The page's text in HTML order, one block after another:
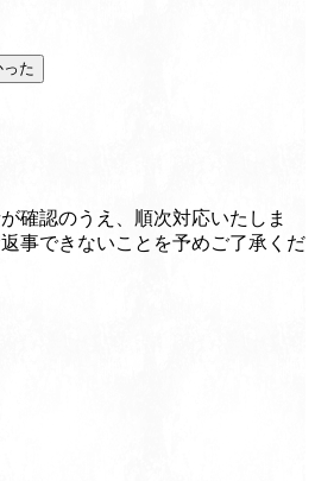
た
確認のうえ、順次対応いたしま
事できないことを予めご了承くだ